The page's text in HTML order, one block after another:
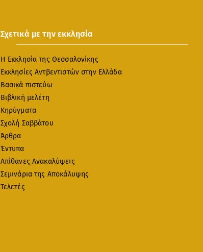
Σχετικά με την εκκλησία
Η Εκκλησία της Θεσσαλονίκης
Εκκλησίες Αντβεντιστών στην Ελλάδα
Βασικά πιστεύω
Βιβλική μελέτη
Κηρύγματα
Σχολή Σαββάτου
Άρθρα
Έντυπα
Απίθανες Ανακαλύψεις
Σεμινάρια της Αποκάλυψης
Τελετές